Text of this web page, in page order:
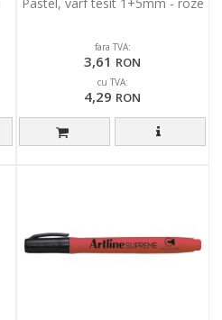
fara TVA:
3,61 RON
cu TVA:
4,29 RON